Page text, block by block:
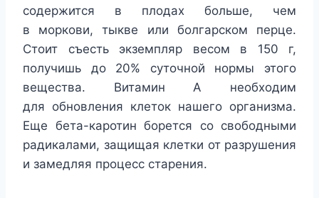
содержится в плодах больше, чем
в моркови, тыкве или болгарском перце.
Стоит съесть экземпляр весом в 150 г,
получишь до 20% суточной нормы этого
вещества. Витамин А необходим
для обновления клеток нашего организма.
Еще бета-каротин борется со свободными
радикалами, защищая клетки от разрушения
и замедляя процесс старения.